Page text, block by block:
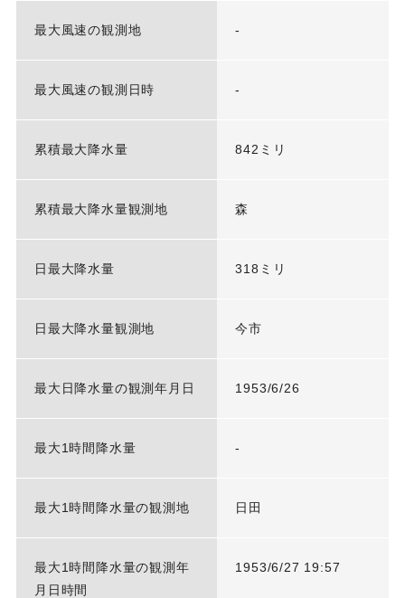
最大風速の観測地 -
最大風速の観測日時 -
累積最大降水量 842ミリ
累積最大降水量観測地 森
日最大降水量 318ミリ
日最大降水量観測地 今市
最大日降水量の観測年月日 1953/6/26
最大1時間降水量 -
最大1時間降水量の観測地 日田
最大1時間降水量の観測年
月日時間
1953/6/27 19:57